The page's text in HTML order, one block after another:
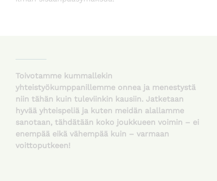
Toivotamme kummallekin
yhteistyökumppanillemme onnea ja menestystä
niin tähän kuin tuleviinkin kausiin. Jatketaan
hyvää yhteispeliä ja kuten meidän alallamme
sanotaan, tähdätään koko joukkueen voimin – ei
enempää eikä vähempää kuin – varmaan
voittoputkeen!